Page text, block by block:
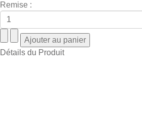
Remise :
Détails du Produit